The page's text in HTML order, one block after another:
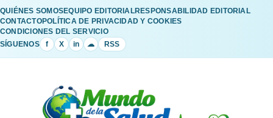
QUIÉNES SOMOSEQUIPO EDITORIALRESPONSABILIDAD EDITORIAL
CONTACTOPOLÍTICA DE PRIVACIDAD Y COOKIES
CONDICIONES DEL SERVICIO
SÍGUENOS
f X in ☁ RSS